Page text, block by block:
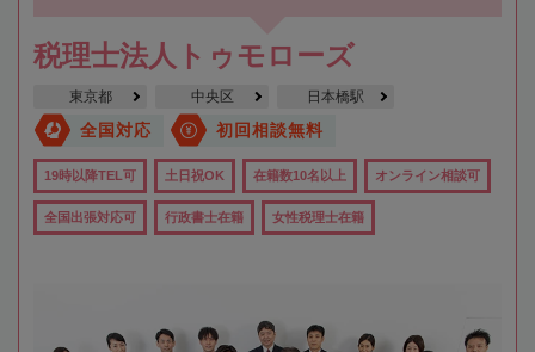
税理士法人トゥモローズ
東京都 中央区 日本橋駅
全国対応 初回相談無料
19時以降TEL可 土日祝OK 在籍数10名以上 オンライン相談可
全国出張対応可 行政書士在籍 女性税理士在籍